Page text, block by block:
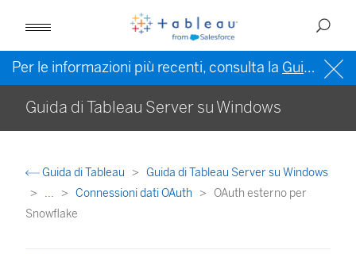
Per le informazioni più recenti, consulta la Guida di Tableau in inglese (Stati Uniti)
Guida di Tableau Server su Windows
Guida di Tableau
Guida di Tableau Server su Windows
...
Connessioni dati OAuth
OAuth esterno per
Snowflake